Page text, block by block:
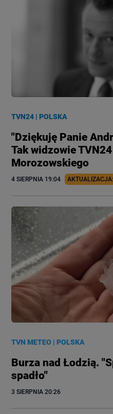
TVN24 |POLSKA
"Dziękuję Panie
Tak widzowie
Morozowskiego
4 SIERPNIA 19:04 AKTUALIZACJA:
TVN METEO |POLSKA
Burza nad Łodzią.
spadło"
3 SIERPNIA 20:26